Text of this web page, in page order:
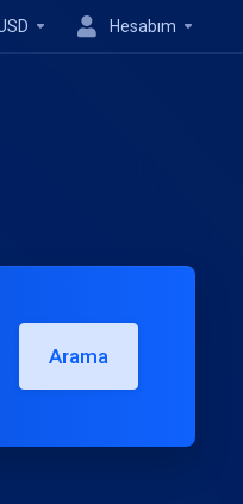
Hesabım
Arama